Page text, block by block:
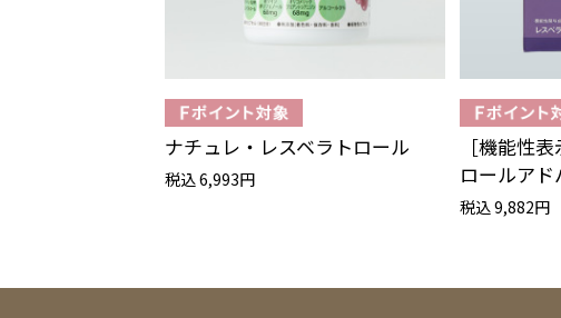
ナチュレ・レスベラトロール
税込 6,993円
［機能性
ロールアド
税込 9,882円